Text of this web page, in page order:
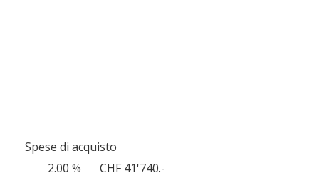
Spese di acquisto
2.00 %
CHF 41'740.-